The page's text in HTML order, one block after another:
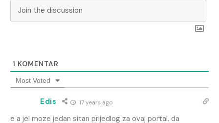
1 KOMENTAR
Most Voted
Edis 17 years ago
e a jel moze jedan sitan prijedlog za ovaj portal. da